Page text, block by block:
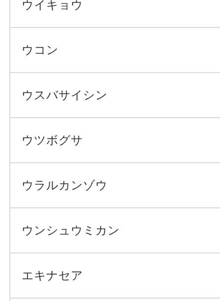
ウイキョウ
ウコン
ウスバサイシン
ウツボグサ
ウラルカンゾウ
ウンシュウミカン
エキナセア